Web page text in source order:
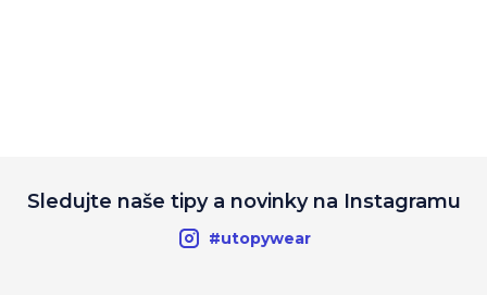
Sledujte naše tipy a novinky na Instagramu
#utopywear